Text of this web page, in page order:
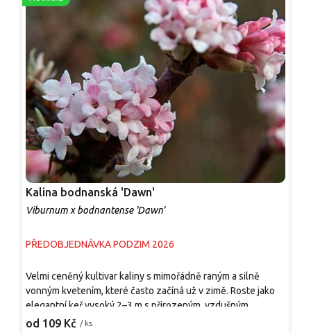
Kalina bodnanská 'Dawn'
Viburnum x bodnantense 'Dawn'
PŘEDOBJEDNÁVKA PODZIM 2026
od 109 Kč / ks
Velmi ceněný kultivar kaliny s mimořádně raným a silně
vonným kvetením, které často začíná už v zimě. Roste jako
elegantní keř vysoký 2–3 m s přirozeným, vzdušným
habitem. Od prosince do března kvete drobnými růžovými až